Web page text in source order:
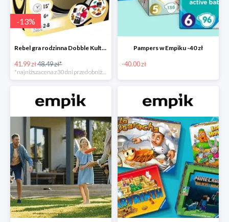
-13%
Rebel gra rodzinna Dobble Kultura w super cenie w Empiku Premium
41.99 zł48.49 zł*
Pampers w Empiku -40 zł
-40.00 zł